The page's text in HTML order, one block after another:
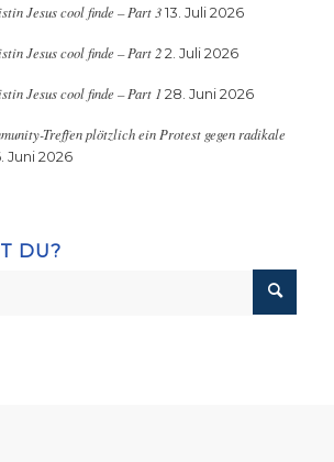
Jesus cool finde – Part 3 13. Juli 2026
Jesus cool finde – Part 2 2. Juli 2026
Jesus cool finde – Part 1 28. Juni 2026
Treffen plötzlich ein Protest gegen radikale
Juni 2026
DU?